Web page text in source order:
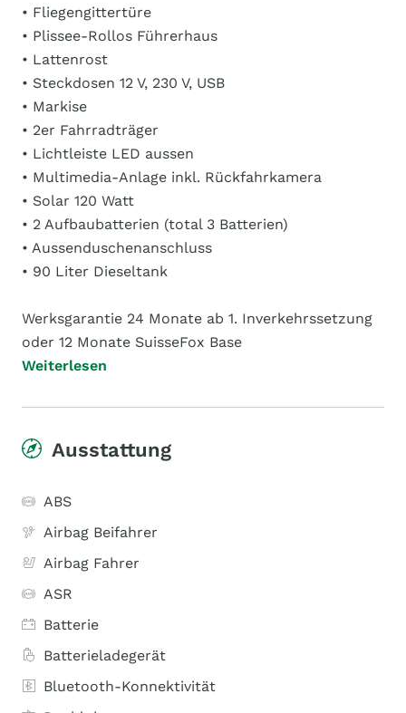
• Fliegengittertüre
• Plissee-Rollos Führerhaus
• Lattenrost
• Steckdosen 12 V, 230 V, USB
• Markise
• 2er Fahrradträger
• Lichtleiste LED aussen
• Multimedia-Anlage inkl. Rückfahrkamera
• Solar 120 Watt
• 2 Aufbaubatterien (total 3 Batterien)
• Aussenduschenanschluss
• 90 Liter Dieseltank
Werksgarantie 24 Monate ab 1. Inverkehrssetzung
oder 12 Monate SuisseFox Base
Weiterlesen
Ausstattung
ABS
Airbag Beifahrer
Airbag Fahrer
ASR
Batterie
Batterieladegerät
Bluetooth-Konnektivität